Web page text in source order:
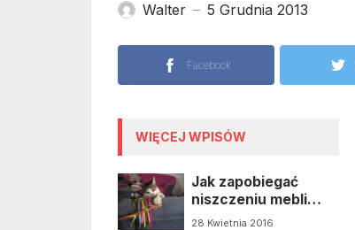
Walter — 5 Grudnia 2013
Facebook
WIĘCEJ WPISÓW
Jak zapobiegać
niszczeniu mebli
przez kota?
28 Kwietnia 2016